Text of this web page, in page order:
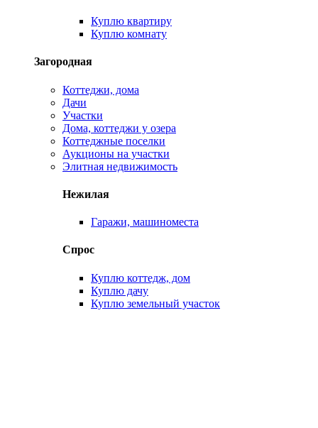
Куплю квартиру
Куплю комнату
Загородная
Коттеджи, дома
Дачи
Участки
Дома, коттеджи у озера
Коттеджные поселки
Аукционы на участки
Элитная недвижимость
Нежилая
Гаражи, машиноместа
Спрос
Куплю коттедж, дом
Куплю дачу
Куплю земельный участок